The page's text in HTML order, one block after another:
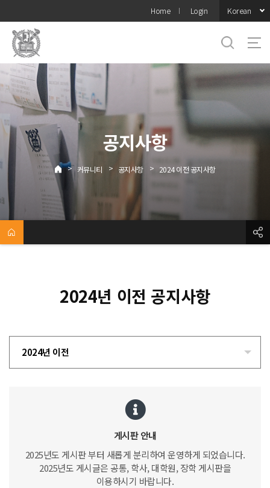
메뉴
Home Login Korean
공지사항
> 커뮤니티 > 공지사항 > 2024 이전 공지사항
2024년 이전 공지사항
2024년 이전
게시판 안내
2025년도 게시판 부터 새롭게 분리하여 운영하게 되었습니다.
2025년도 게시글은 공통, 학사, 대학원, 장학 게시판을
이용하시기 바랍니다.